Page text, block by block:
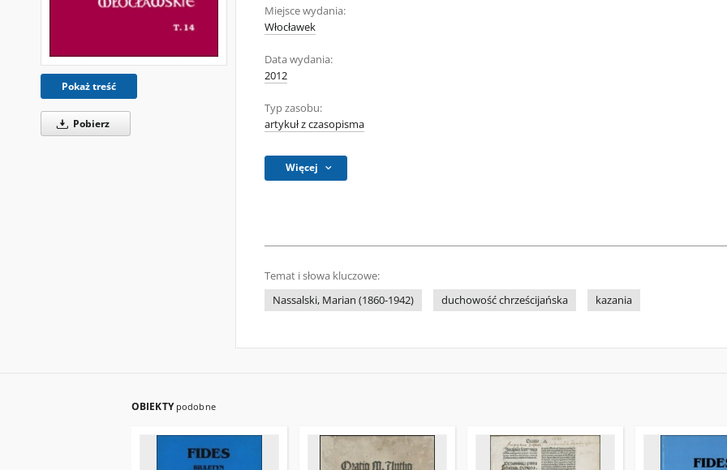
Pokaż treść
Pobierz
Miejsce wydania:
Włocławek
Data wydania:
2012
Typ zasobu:
artykuł z czasopisma
Więcej
Temat i słowa kluczowe:
Nassalski, Marian (1860-1942)
duchowość chrześcijańska kazania
OBIEKTY podobne